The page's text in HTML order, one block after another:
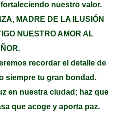
nuestro valor.
MADRE DE LA ILUSIÓN
NUESTRO AMOR AL
recordar el detalle de
siempre tu gran bondad.
en nuestra ciudad; haz que
que acoge y aporta paz.